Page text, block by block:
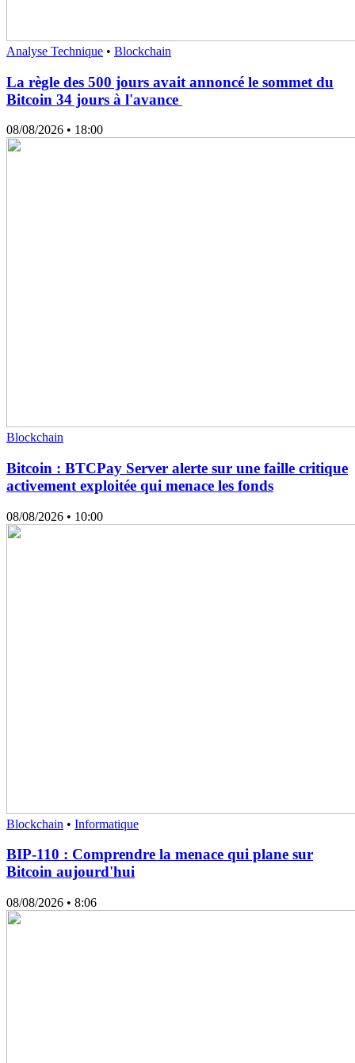
Analyse Technique • Blockchain
La règle des 500 jours avait annoncé le sommet du
Bitcoin 34 jours à l'avance
08/08/2026 • 18:00
Blockchain
Bitcoin : BTCPay Server alerte sur une faille critique
activement exploitée qui menace les fonds
08/08/2026 • 10:00
Blockchain • Informatique
BIP-110 : Comprendre la menace qui plane sur
Bitcoin aujourd'hui
08/08/2026 • 8:06